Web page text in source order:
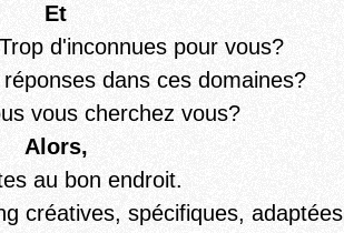
Et
d'inconnues pour vous?
dans ces domaines?
vous cherchez vous?
Alors,
au bon endroit.
créatives, spécifiques, adaptées